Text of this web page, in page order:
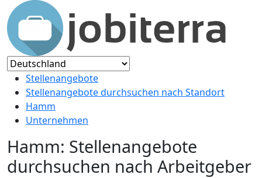
Stellenangebote
Stellenangebote durchsuchen nach Standort
Hamm
Unternehmen
Hamm: Stellenangebote
durchsuchen nach Arbeitgeber